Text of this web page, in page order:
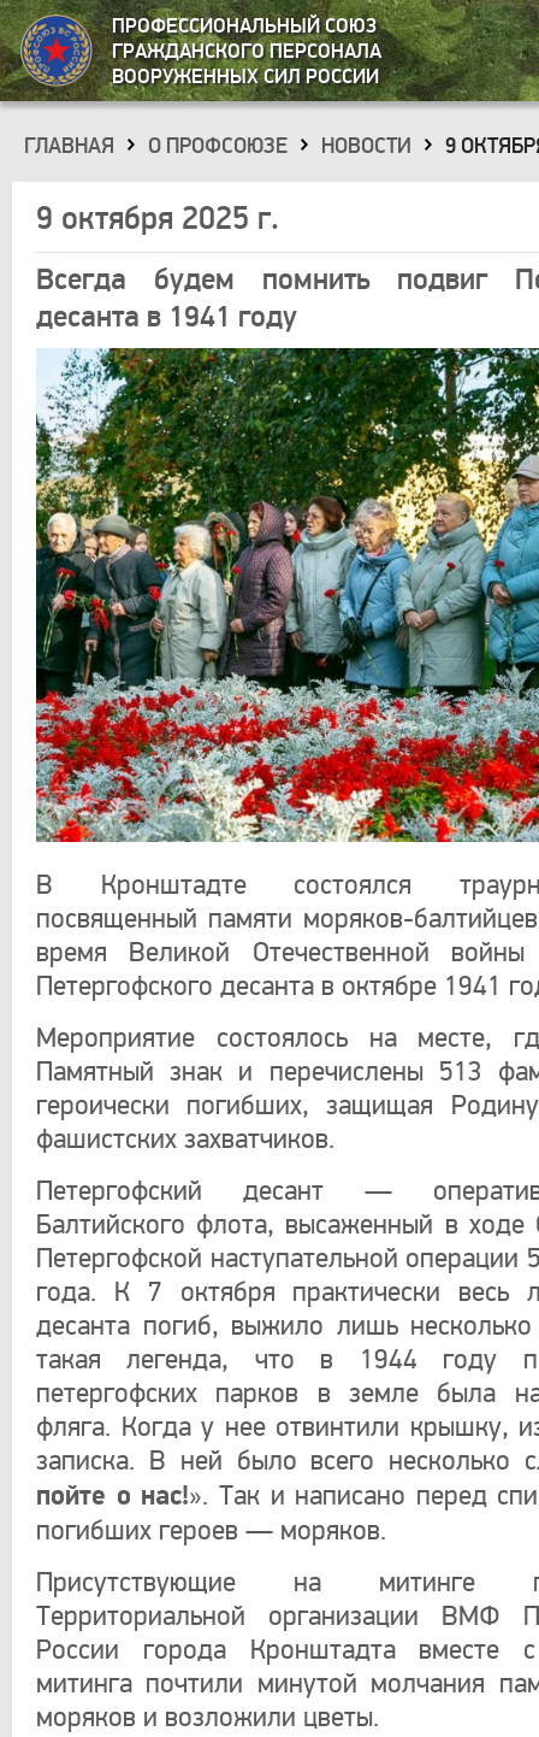
ПРОФЕССИОНАЛЬНЫЙ СОЮЗ
ГРАЖДАНСКОГО ПЕРСОНАЛА
ВООРУЖЕННЫХ СИЛ РОССИИ
ГЛАВНАЯ О ПРОФСОЮЗЕ НОВОСТИ 9
9 октября 2025 г.
Всегда будем помнить подвиг
десанта в 1941 году
В Кронштадте состоялся
посвященный памяти моряков-
время Великой Отечественной
Петергофского десанта в октябре 1941
Мероприятие состоялось на месте,
Памятный знак и перечислены 513
героически погибших, защищая
фашистских захватчиков.
Петергофский десант —
Балтийского флота, высаженный в ходе
Петергофской наступательной операции
года. К 7 октября практически весь
десанта погиб, выжило лишь несколько
такая легенда, что в 1944 году
петергофских парков в земле была
фляга. Когда у нее отвинтили крышку,
записка. В ней было всего несколько
пойте о нас!». Так и написано перед
погибших героев — моряков.
Присутствующие на митинге
Территориальной организации ВМФ
России города Кронштадта вместе с
митинга почтили минутой молчания
моряков и возложили цветы.